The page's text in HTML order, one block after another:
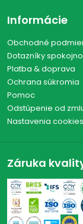
Informácie
Obchodné
Dotazníky
Platba & doprava
Ochrana súkromia
Pomoc
Odstúpenie od
Nastavenia cookies
Záruka